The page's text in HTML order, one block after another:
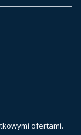
ofertami.